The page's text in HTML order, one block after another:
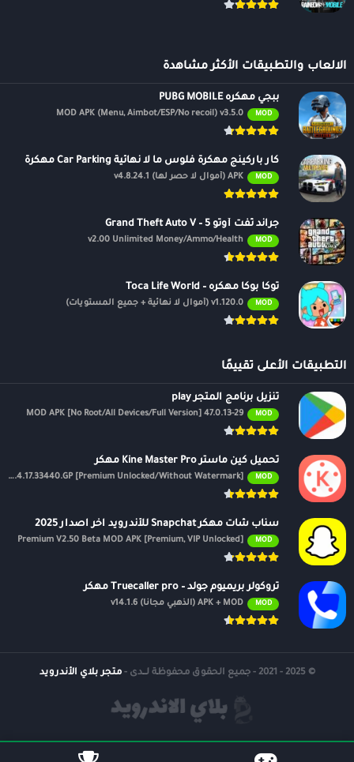
الالعاب والتطبيقات الأكثر مشاهدة
ببجي مهكره PUBG MOBILE
MOD
MOD APK (Menu, Aimbot/ESP/No recoil) v3.5.0
كار باركينج مهكرة فلوس ما لا نهائية Car Parking مهكرة
MOD APK (أموال لا حصر لها) v4.8.24.1
جراند ثفت أوتو 5 – Grand Theft Auto V
MOD
v2.00 Unlimited Money/Ammo/Health
توكا بوكا مهكره – Toca Life World
MOD v1.120.0 (أموال لا نهائية + جميع المستويات)
التطبيقات الأعلى تقييمًا
تنزيل برنامج المتجر play
MOD
47.0.13-29 MOD APK [No Root/All Devices/Full Version]
تحميل كين ماستر Kine Master Pro مهكر
MOD
APK v7.4.17.33440.GP [Premium Unlocked/Without Watermark]
سناب شات مهكر Snapchat للأندرويد اخر اصدار 2025
MOD
Premium V2.50 Beta MOD APK [Premium, VIP Unlocked]
تروكولر بريميوم جولد – Truecaller pro مهكر
MOD APK + MOD (الذهبي مجانًا) v14.1.6
© 2025 - 2021 - جميع الحقوق محفوظة لــدى - متجر بلاي الأندرويد